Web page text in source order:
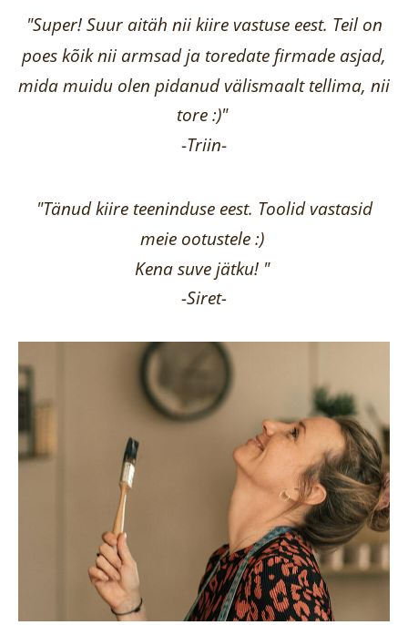
"Super! Suur aitäh nii kiire vastuse eest. Teil on
poes kõik nii armsad ja toredate firmade asjad,
mida muidu olen pidanud välismaalt tellima, nii
tore :)"
-Triin-
"Tänud kiire teeninduse eest. Toolid vastasid
meie ootustele :)
Kena suve jätku! "
-Siret-